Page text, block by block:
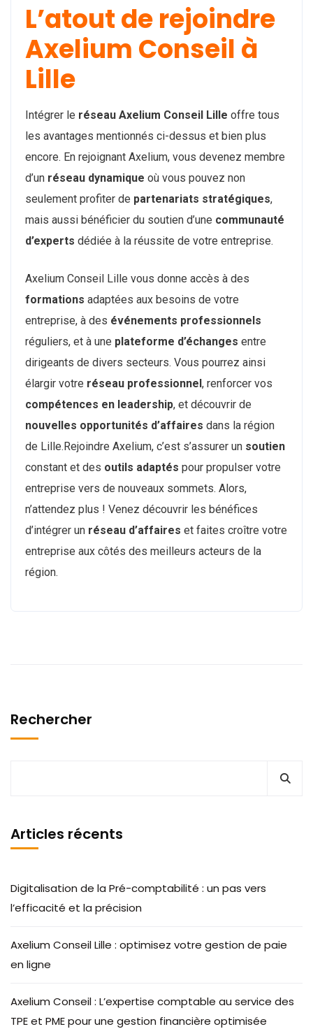
L’atout de rejoindre
Axelium Conseil à
Lille
Intégrer le réseau Axelium Conseil Lille offre tous
les avantages mentionnés ci-dessus et bien plus
encore. En rejoignant Axelium, vous devenez membre
d’un réseau dynamique où vous pouvez non
seulement profiter de partenariats stratégiques,
mais aussi bénéficier du soutien d’une communauté
d’experts dédiée à la réussite de votre entreprise.
Axelium Conseil Lille vous donne accès à des
formations adaptées aux besoins de votre
entreprise, à des événements professionnels
réguliers, et à une plateforme d’échanges entre
dirigeants de divers secteurs. Vous pourrez ainsi
élargir votre réseau professionnel, renforcer vos
compétences en leadership, et découvrir de
nouvelles opportunités d’affaires dans la région
de Lille.Rejoindre Axelium, c’est s’assurer un soutien
constant et des outils adaptés pour propulser votre
entreprise vers de nouveaux sommets. Alors,
n’attendez plus ! Venez découvrir les bénéfices
d’intégrer un réseau d’affaires et faites croître votre
entreprise aux côtés des meilleurs acteurs de la
région.
Rechercher
Articles récents
Digitalisation de la Pré-comptabilité : un pas vers
l’efficacité et la précision
Axelium Conseil Lille : optimisez votre gestion de paie
en ligne
Axelium Conseil : L’expertise comptable au service des
TPE et PME pour une gestion financière optimisée